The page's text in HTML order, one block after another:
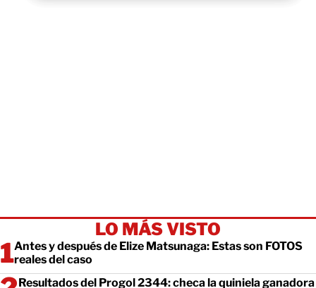
LO MÁS VISTO
Antes y después de Elize Matsunaga: Estas son FOTOS
reales del caso
Resultados del Progol 2344: checa la quiniela ganadora